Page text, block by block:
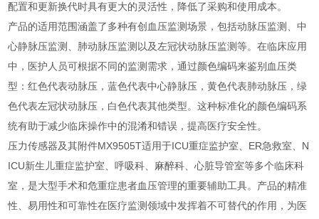
配置和更新换代时具有更大的灵活性，降低了采购和使用成本。
产品的适用范围涵盖了多种有创血压监测场景，包括动脉压监测、中
心静脉压监测、肺动脉压监测以及左冠状动脉压监测等。在临床应用
中，医护人员可根据不同的监测需求，通过颜色编码来鉴别血压类
型：红色代表动脉压，蓝色代表中心静脉压，黄色代表肺动脉压，绿
色代表左冠状动脉压，白色代表其他类型。这种标准化的颜色编码系
统有助于减少临床操作中的混淆和错误，提高医疗安全性。
压力传感器及其附件MX9505T适用于ICU重症监护室、ER急救室、N
ICU新生儿重症监护室、呼吸科、麻醉科、心脏导管室等多个临床科
室，是大型手术和危重症患者血压管理的重要辅助工具。产品的精准
性、易用性和可靠性在医疗监测领域中发挥着不可替代的作用，为医